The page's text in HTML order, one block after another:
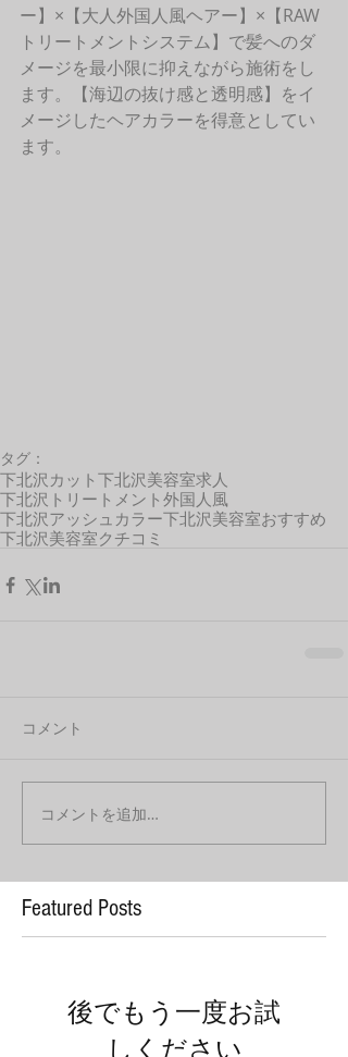
ー】×【大人外国人風ヘアー】×【RAW
トリートメントシステム】で髪へのダ
メージを最小限に抑えながら施術をし
ます。【海辺の抜け感と透明感】をイ
メージしたヘアカラーを得意としてい
ます。
タグ：
下北沢カット 下北沢美容室求人
下北沢トリートメント 外国人風
下北沢アッシュカラー下北沢美容室おすすめ
下北沢美容室クチコミ
コメント
コメントを追加…
Featured Posts
後でもう一度お試
しください